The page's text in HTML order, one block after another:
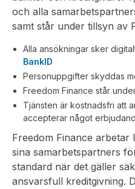
och alla
samt står under tillsyn av
Alla ansökningar sker
BankID
Personuppgifter skyddas
Freedom Finance står
Tjänsten är kostnadsfri att
accepterar något
Freedom Finance arbetar
sina samarbetspartners
standard när det gäller
ansvarsfull kreditgivning.